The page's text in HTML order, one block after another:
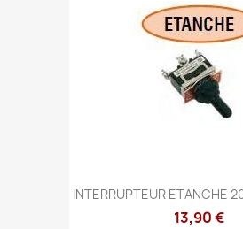
INTERRUPTEUR ETANCHE
13,90 €